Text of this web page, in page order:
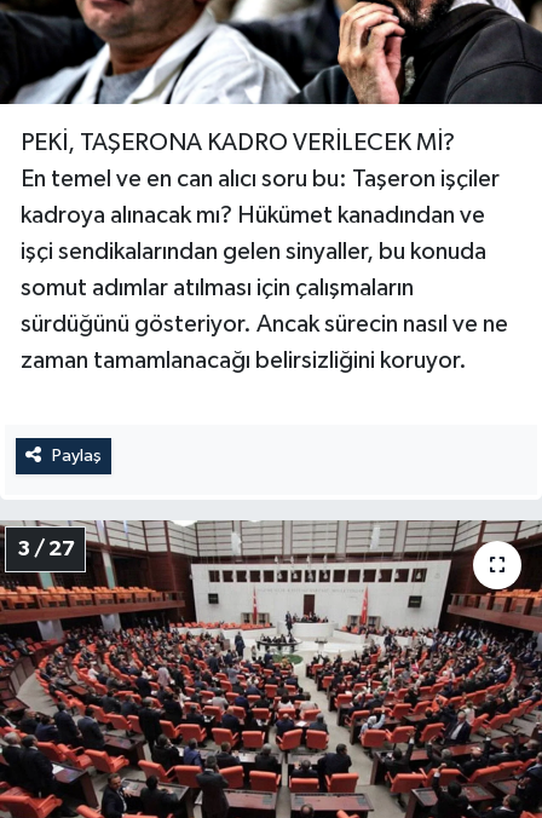
PEKİ, TAŞERONA KADRO VERİLECEK Mİ?
En temel ve en can alıcı soru bu: Taşeron işçiler
kadroya alınacak mı? Hükümet kanadından ve
işçi sendikalarından gelen sinyaller, bu konuda
somut adımlar atılması için çalışmaların
sürdüğünü gösteriyor. Ancak sürecin nasıl ve ne
zaman tamamlanacağı belirsizliğini koruyor.
Paylaş
3 / 27